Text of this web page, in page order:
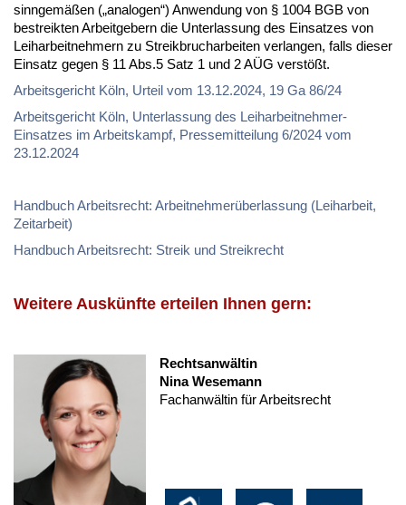
sinngemäßen („analogen“) Anwendung von § 1004 BGB von
bestreikten Arbeitgebern die Unterlassung des Einsatzes von
Leiharbeitnehmern zu Streikbrucharbeiten verlangen, falls dieser
Einsatz gegen § 11 Abs.5 Satz 1 und 2 AÜG verstößt.
Arbeitsgericht Köln, Urteil vom 13.12.2024, 19 Ga 86/24
Arbeitsgericht Köln, Unterlassung des Leiharbeitnehmer-
Einsatzes im Arbeitskampf, Pressemitteilung 6/2024 vom
23.12.2024
Handbuch Arbeitsrecht: Arbeitnehmerüberlassung (Leiharbeit,
Zeitarbeit)
Handbuch Arbeitsrecht: Streik und Streikrecht
Weitere Auskünfte erteilen Ihnen gern:
Rechtsanwältin
Nina Wesemann
Fachanwältin für Arbeitsrecht